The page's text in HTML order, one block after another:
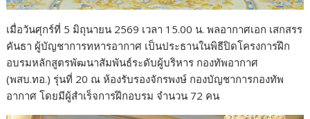
เมื่อวันศุกร์ที่ 5 มิถุนายน 2569 เวลา 15.00 น. พลอากาศเอก เสกสรร
คันธา ผู้บัญชาการทหารอากาศ เป็นประธานในพิธีปิดโครงการฝึก
อบรมหลักสูตรพัฒนาสัมพันธ์ระดับผู้บริหาร กองทัพอากาศ
(พสบ.ทอ.) รุ่นที่ 20 ณ ห้องรับรองจักรพงษ์ กองบัญชาการกองทัพ
อากาศ โดยมีผู้สำเร็จการฝึกอบรม จำนวน 72 คน